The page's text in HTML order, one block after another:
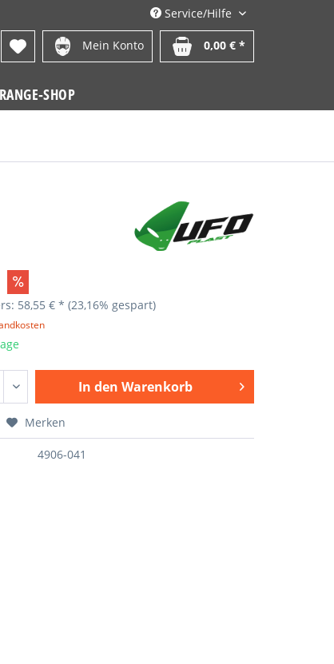
Service/Hilfe
Mein Konto 0,00 € *
SHOP
58,55 € *(23,16% gespart)
In den Warenkorb
Merken
4906-041